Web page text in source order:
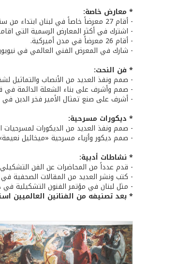
* معارض خاصة:
- أقام 27 معرضاً خاصاً في لبنان ابتداء من سنة 1967 وحتى 2004.
- اشترك في أكثر المعارض الرسمية التي
- أقام 26 معرضاً في مدن أميركية.
- شارك في المعرض الفني العالمي في نيويورك في الأعوام 1992، 1993،
* فن النحت:
- صمم ونفذ العديد من الأنصاب والتماثيل
- صمم وأشرف على بناء الشعلة الدائمة في قصر
- أشرف على صنع تمثال الأمير فخر الدين في روما
* ديكورات مسرحية:
- صمم ونفذ العديد من الديكورات لمسرحيات
- صمم ديكور وأزياء مسرحية «ميخائيل نعيمة»
* نشاطات أدبية:
- قدم عدداً من المحاضرات عن الفن
- كتب ونشر العديد من المقالات الصحفية في
- مثل لبنان في مؤتمر الفنون التشكيلية في
* بعد تصنيفه من الفنانين العالميين